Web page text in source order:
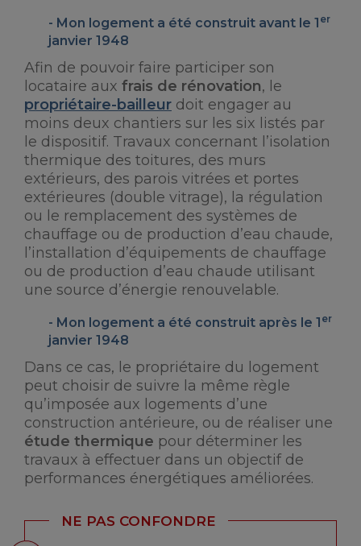
Mon logement a été construit avant le 1 er
janvier 1948
Afin de pouvoir faire participer son
locataire aux frais de rénovation, le
propriétaire-bailleur doit engager au
moins deux chantiers sur les six listés par
le dispositif. Travaux concernant l’isolation
thermique des toitures, des murs
extérieurs, des parois vitrées et portes
extérieures (double vitrage), la régulation
ou le remplacement des systèmes de
chauffage ou de production d’eau chaude,
l’installation d’équipements de chauffage
ou de production d’eau chaude utilisant
une source d’énergie renouvelable.
Mon logement a été construit après le 1 er
janvier 1948
Dans ce cas, le propriétaire du logement
peut choisir de suivre la même règle
qu’imposée aux logements d’une
construction antérieure, ou de réaliser une
étude thermique pour déterminer les
travaux à effectuer dans un objectif de
performances énergétiques améliorées.
NE PAS CONFONDRE